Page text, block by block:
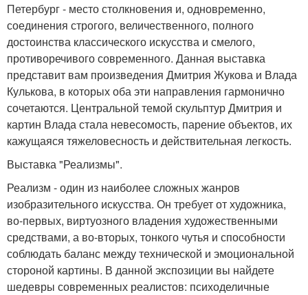
Петербург - место столкновения и, одновременно,
соединения строгого, величественного, полного
достоинства классического искусства и смелого,
противоречивого современного. Данная выставка
представит вам произведения Дмитрия Жукова и Влада
Кулькова, в которых оба эти направления гармонично
сочетаются. Центральной темой скульптур Дмитрия и
картин Влада стала невесомость, парение объектов, их
кажущаяся тяжеловесность и действительная легкость.
Выставка "Реализмы".
Реализм - один из наиболее сложных жанров
изобразительного искусства. Он требует от художника,
во-первых, виртуозного владения художественными
средствами, а во-вторых, тонкого чутья и способности
соблюдать баланс между технической и эмоциональной
стороной картины. В данной экспозиции вы найдете
шедевры современных реалистов: психоделичные